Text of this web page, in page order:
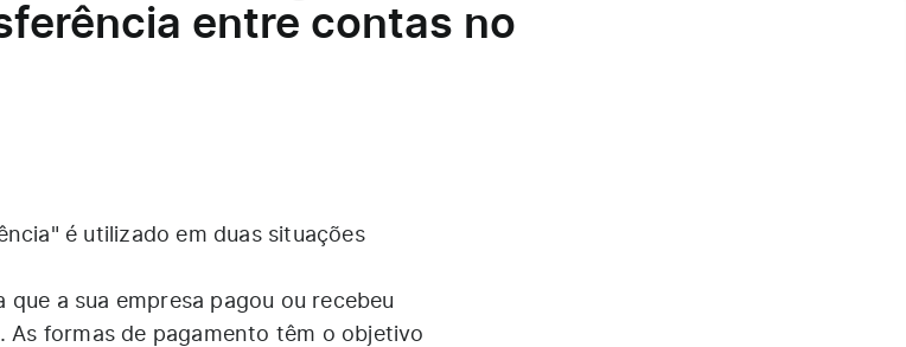
entre contas no
é utilizado em duas situações
a sua empresa pagou ou recebeu
formas de pagamento têm o objetivo